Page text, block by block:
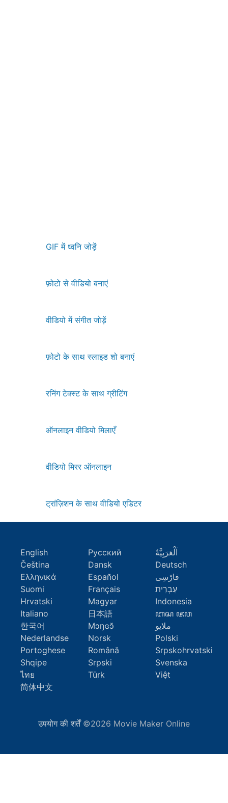
GIF में ध्वनि जोड़ें
फ़ोटो से वीडियो बनाएं
वीडियो में संगीत जोड़ें
फ़ोटो के साथ स्लाइड शो बनाएं
रनिंग टेक्स्ट के साथ ग्रीटिंग
ऑनलाइन वीडियो मिलाएँ
वीडियो मिरर ऑनलाइन
ट्रांज़िशन के साथ वीडियो एडिटर
English Русский
اَلْعَرَبِيَّةُ
Čeština
Dansk
Deutsch
Ελληνικά
Español
فارْسِى
Suomi
Français
עִבְרִית
Hrvatski
Magyar
Indonesia
Italiano
日本語
ꦧꦱ ꦗꦮ
한국어
Mɔŋɢɔ̆
ملايو
Nederlandse
Norsk
Polski
Portoghese
Română
Srpskohrvatski
Shqipe
Srpski
Svenska
ไทย
Türk
Việt
简体中文
उपयोग की शर्तें©2026 Movie Maker Online